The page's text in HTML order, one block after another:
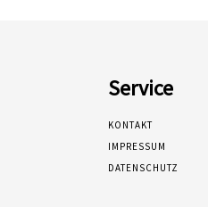
Service
KONTAKT
IMPRESSUM
DATENSCHUTZ